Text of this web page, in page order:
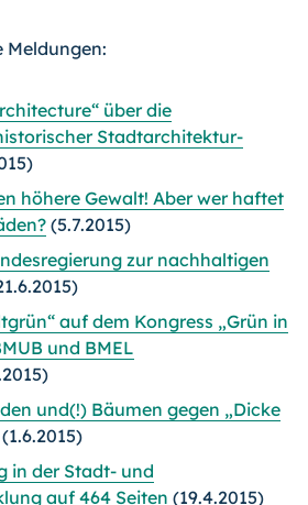
Meldungen:
über die
Stadtarchitektur-
höhere Gewalt! Aber wer haftet
(5.7.2015)
zur nachhaltigen
auf dem Kongress „Grün in
und BMEL
und(!) Bäumen gegen „Dicke
(1.6.2015)
in der Stadt- und
auf 464 Seiten (19.4.2015)